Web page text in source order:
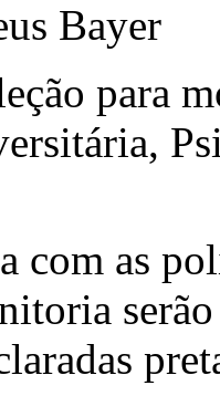
Bayer
para
com as